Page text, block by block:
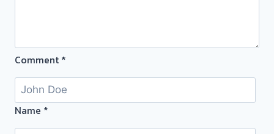
ตั๋ว
จ่าย
ทันที
Comment *
Name *